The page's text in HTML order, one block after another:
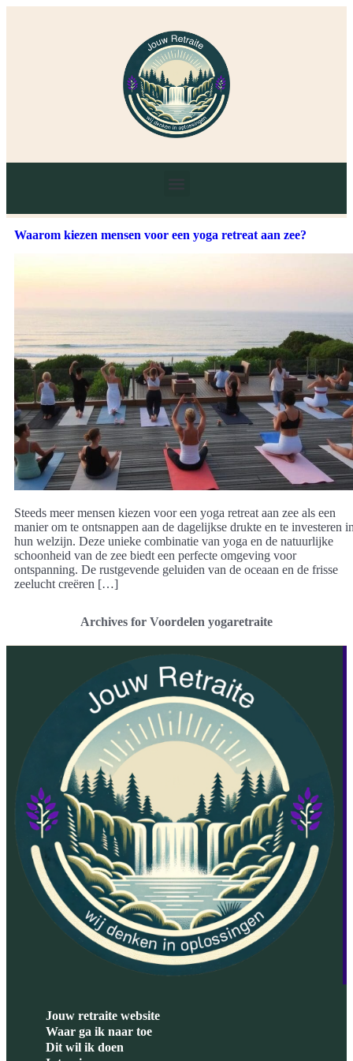
Waarom kiezen mensen voor een yoga retreat aan zee?
Steeds meer mensen kiezen voor een yoga retreat aan zee als een
manier om te ontsnappen aan de dagelijkse drukte en te investeren
hun welzijn. Deze unieke combinatie van yoga en de natuurlijke
schoonheid van de zee biedt een perfecte omgeving voor
ontspanning. De rustgevende geluiden van de oceaan en de frisse
zeelucht creëren […]
Archives for Voordelen yogaretraite
Jouw retraite website
Waar ga ik naar toe
Dit wil ik doen